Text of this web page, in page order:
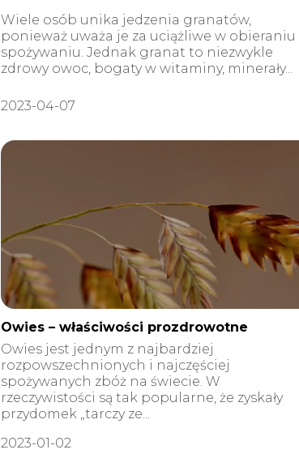
Wiele osób unika jedzenia granatów,
ponieważ uważa je za uciążliwe w obieraniu
spożywaniu. Jednak granat to niezwykle
zdrowy owoc, bogaty w witaminy, minerały...
2023-04-07
Owies – właściwości prozdrowotne
Owies jest jednym z najbardziej
rozpowszechnionych i najczęściej
spożywanych zbóż na świecie. W
rzeczywistości są tak popularne, że zyskały
przydomek „tarczy ze...
2023-01-02